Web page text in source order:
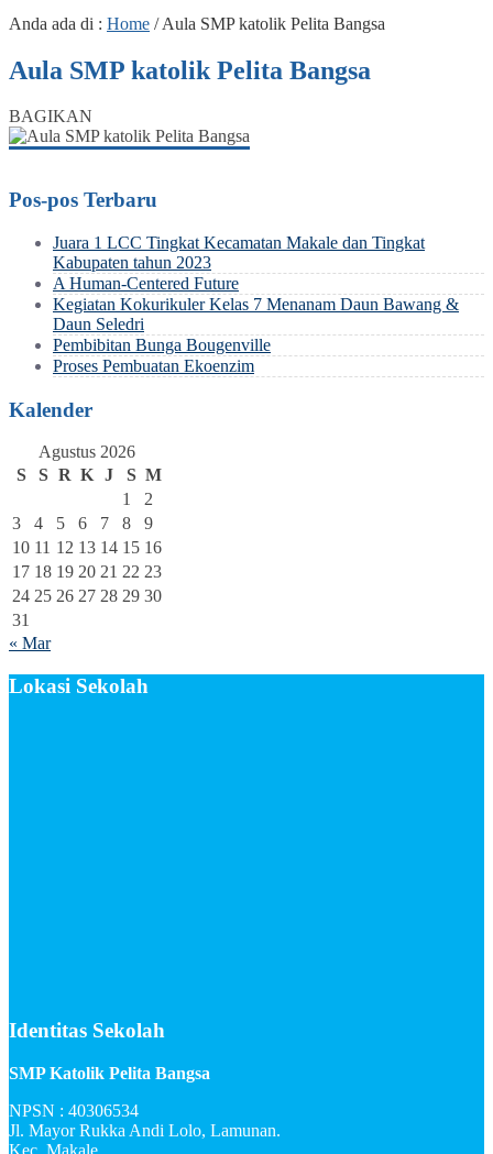
Anda ada di : Home /Aula SMP katolik Pelita Bangsa
Aula SMP katolik Pelita Bangsa
BAGIKAN
Pos-pos Terbaru
Juara 1 LCC Tingkat Kecamatan Makale dan Tingkat
Kabupaten tahun 2023
A Human-Centered Future
Kegiatan Kokurikuler Kelas 7 Menanam Daun Bawang &
Daun Seledri
Pembibitan Bunga Bougenville
Proses Pembuatan Ekoenzim
Kalender
Agustus 2026
S
S R K J S M
1
2
3
4 5 6 7 8
9
10 11 12 13 14 15 16
17 18 19 20 21 22 23
24 25 26 27 28 29 30
31
« Mar
Lokasi Sekolah
Identitas Sekolah
SMP Katolik Pelita Bangsa
NPSN : 40306534
Jl. Mayor Rukka Andi Lolo, Lamunan.